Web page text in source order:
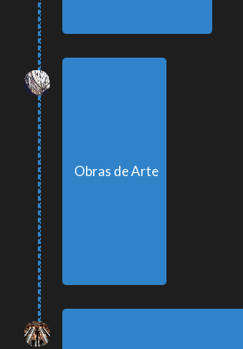
Obras de Arte